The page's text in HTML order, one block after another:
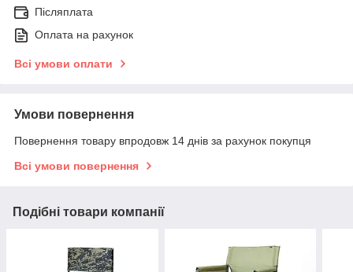
Післяплата
Оплата на рахунок
Всі умови оплати
Умови повернення
Повернення товару впродовж 14 днів за рахунок покупця
Всі умови повернення
Подібні товари компанії